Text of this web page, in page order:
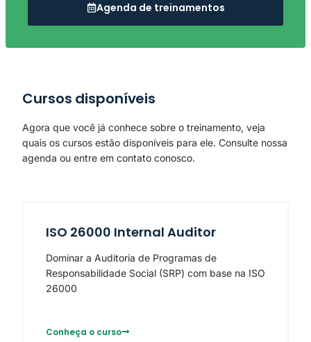
Agenda de treinamentos
Cursos disponíveis
Agora que você já conhece sobre o treinamento, veja
quais os cursos estão disponíveis para ele. Consulte nossa
agenda ou entre em contato conosco.
ISO 26000 Internal Auditor
Dominar a Auditoria de Programas de
Responsabilidade Social (SRP) com base na ISO
26000
Conheça o curso